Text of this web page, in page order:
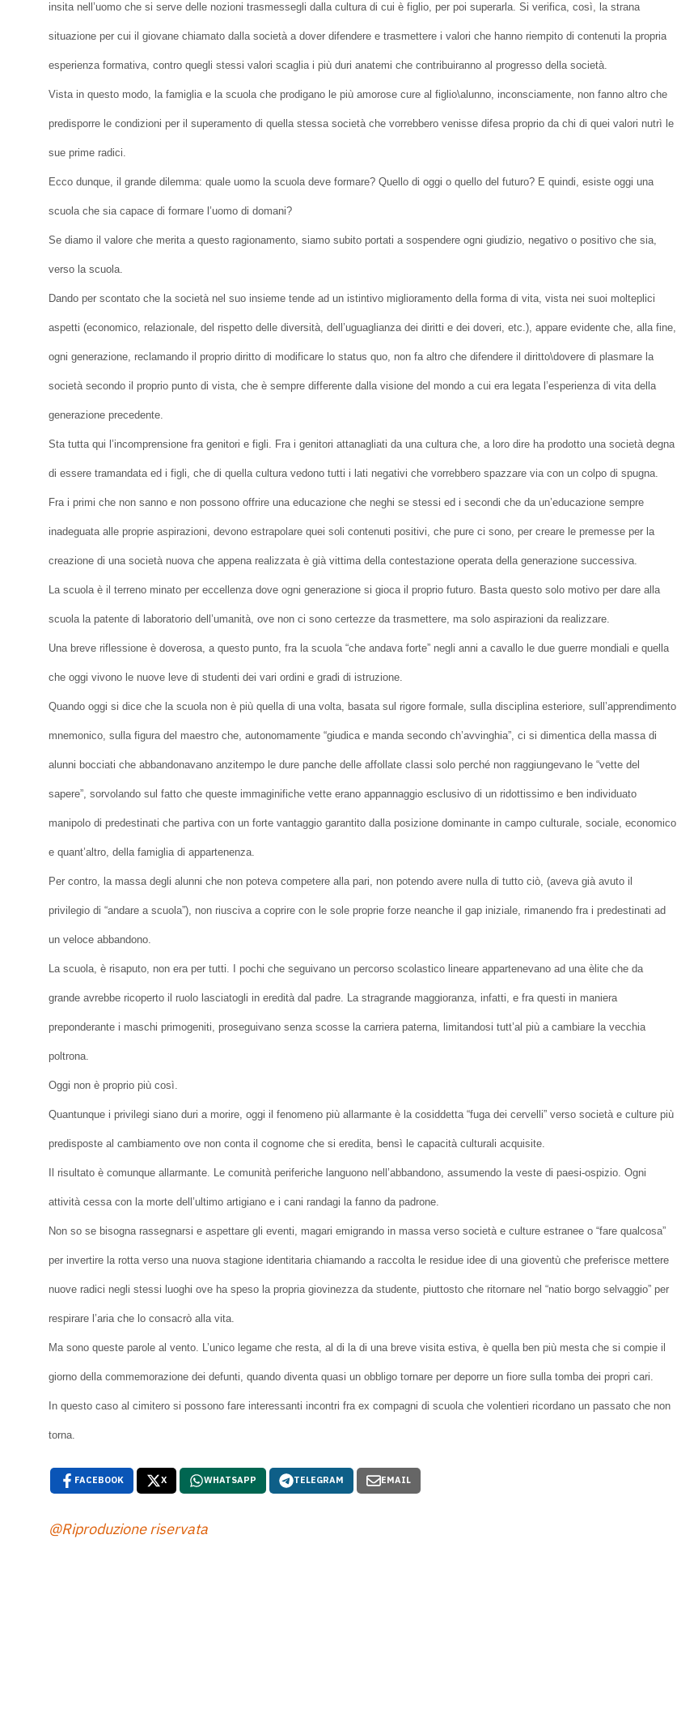
insita nell’uomo che si serve delle nozioni trasmessegli dalla cultura di cui è figlio, per poi superarla. Si verifica, così, la strana
situazione per cui il giovane chiamato dalla società a dover difendere e trasmettere i valori che hanno riempito di contenuti la propria
esperienza formativa, contro quegli stessi valori scaglia i più duri anatemi che contribuiranno al progresso della società.
Vista in questo modo, la famiglia e la scuola che prodigano le più amorose cure al figlio\alunno, inconsciamente, non fanno altro che
predisporre le condizioni per il superamento di quella stessa società che vorrebbero venisse difesa proprio da chi di quei valori nutrì le
sue prime radici.
Ecco dunque, il grande dilemma: quale uomo la scuola deve formare? Quello di oggi o quello del futuro? E quindi, esiste oggi una
scuola che sia capace di formare l’uomo di domani?
Se diamo il valore che merita a questo ragionamento, siamo subito portati a sospendere ogni giudizio, negativo o positivo che sia,
verso la scuola.
Dando per scontato che la società nel suo insieme tende ad un istintivo miglioramento della forma di vita, vista nei suoi molteplici
aspetti (economico, relazionale, del rispetto delle diversità, dell’uguaglianza dei diritti e dei doveri, etc.), appare evidente che, alla fine,
ogni generazione, reclamando il proprio diritto di modificare lo status quo, non fa altro che difendere il diritto\dovere di plasmare la
società secondo il proprio punto di vista, che è sempre differente dalla visione del mondo a cui era legata l’esperienza di vita della
generazione precedente.
Sta tutta qui l’incomprensione fra genitori e figli. Fra i genitori attanagliati da una cultura che, a loro dire ha prodotto una società degna
di essere tramandata ed i figli, che di quella cultura vedono tutti i lati negativi che vorrebbero spazzare via con un colpo di spugna.
Fra i primi che non sanno e non possono offrire una educazione che neghi se stessi ed i secondi che da un’educazione sempre
inadeguata alle proprie aspirazioni, devono estrapolare quei soli contenuti positivi, che pure ci sono, per creare le premesse per la
creazione di una società nuova che appena realizzata è già vittima della contestazione operata della generazione successiva.
La scuola è il terreno minato per eccellenza dove ogni generazione si gioca il proprio futuro. Basta questo solo motivo per dare alla
scuola la patente di laboratorio dell’umanità, ove non ci sono certezze da trasmettere, ma solo aspirazioni da realizzare.
Una breve riflessione è doverosa, a questo punto, fra la scuola “che andava forte” negli anni a cavallo le due guerre mondiali e quella
che oggi vivono le nuove leve di studenti dei vari ordini e gradi di istruzione.
Quando oggi si dice che la scuola non è più quella di una volta, basata sul rigore formale, sulla disciplina esteriore, sull’apprendimento
mnemonico, sulla figura del maestro che, autonomamente “giudica e manda secondo ch’avvinghia”, ci si dimentica della massa di
alunni bocciati che abbandonavano anzitempo le dure panche delle affollate classi solo perché non raggiungevano le “vette del
sapere”, sorvolando sul fatto che queste immaginifiche vette erano appannaggio esclusivo di un ridottissimo e ben individuato
manipolo di predestinati che partiva con un forte vantaggio garantito dalla posizione dominante in campo culturale, sociale, economico
e quant’altro, della famiglia di appartenenza.
Per contro, la massa degli alunni che non poteva competere alla pari, non potendo avere nulla di tutto ciò, (aveva già avuto il
privilegio di “andare a scuola”), non riusciva a coprire con le sole proprie forze neanche il gap iniziale, rimanendo fra i predestinati ad
un veloce abbandono.
La scuola, è risaputo, non era per tutti. I pochi che seguivano un percorso scolastico lineare appartenevano ad una èlite che da
grande avrebbe ricoperto il ruolo lasciatogli in eredità dal padre. La stragrande maggioranza, infatti, e fra questi in maniera
preponderante i maschi primogeniti, proseguivano senza scosse la carriera paterna, limitandosi tutt’al più a cambiare la vecchia
poltrona.
Oggi non è proprio più così.
Quantunque i privilegi siano duri a morire, oggi il fenomeno più allarmante è la cosiddetta “fuga dei cervelli” verso società e culture più
predisposte al cambiamento ove non conta il cognome che si eredita, bensì le capacità culturali acquisite.
Il risultato è comunque allarmante. Le comunità periferiche languono nell’abbandono, assumendo la veste di paesi-ospizio. Ogni
attività cessa con la morte dell’ultimo artigiano e i cani randagi la fanno da padrone.
Non so se bisogna rassegnarsi e aspettare gli eventi, magari emigrando in massa verso società e culture estranee o “fare qualcosa”
per invertire la rotta verso una nuova stagione identitaria chiamando a raccolta le residue idee di una gioventù che preferisce mettere
nuove radici negli stessi luoghi ove ha speso la propria giovinezza da studente, piuttosto che ritornare nel “natio borgo selvaggio” per
respirare l’aria che lo consacrò alla vita.
Ma sono queste parole al vento. L’unico legame che resta, al di la di una breve visita estiva, è quella ben più mesta che si compie il
giorno della commemorazione dei defunti, quando diventa quasi un obbligo tornare per deporre un fiore sulla tomba dei propri cari.
In questo caso al cimitero si possono fare interessanti incontri fra ex compagni di scuola che volentieri ricordano un passato che non
torna.
FACEBOOK X WHATSAPP TELEGRAM EMAIL
@Riproduzione riservata